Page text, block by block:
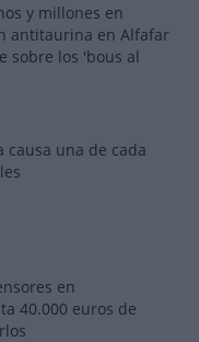
y millones en
antitaurina en Alfafar
sobre los 'bous al
causa una de cada
en
40.000 euros de